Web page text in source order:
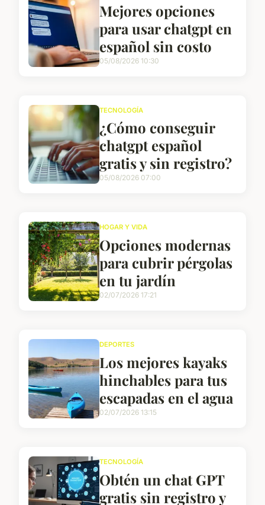
Mejores opciones
para usar chatgpt en
español sin costo
05/08/2026 10:30
TECNOLOGÍA
¿Cómo conseguir
chatgpt español
gratis y sin registro?
05/08/2026 07:00
HOGAR Y VIDA
Opciones modernas
para cubrir pérgolas
en tu jardín
02/07/2026 17:21
DEPORTES
Los mejores kayaks
hinchables para tus
escapadas en el agua
02/07/2026 13:15
TECNOLOGÍA
Obtén un chat GPT
gratis sin registro y